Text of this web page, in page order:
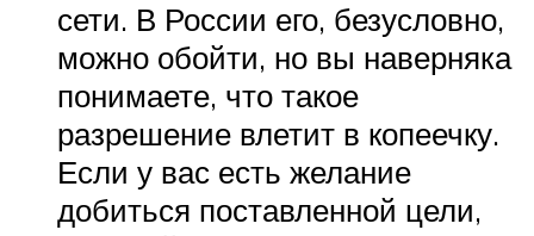
сети. В России его, безусловно,
можно обойти, но вы наверняка
понимаете, что такое
разрешение влетит в копеечку.
Если у вас есть желание
добиться поставленной цели,